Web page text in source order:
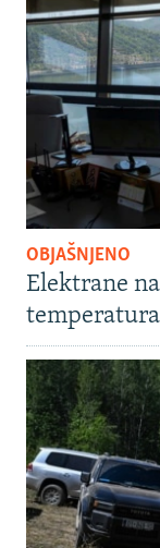
OBJAŠNJENO
Elektrane